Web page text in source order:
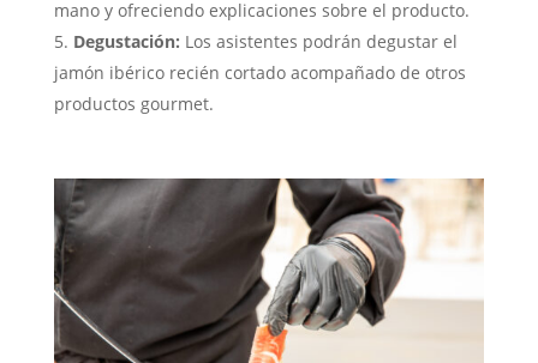
mano y ofreciendo explicaciones sobre el producto.
Degustación: Los asistentes podrán degustar el
jamón ibérico recién cortado acompañado de otros
productos gourmet.